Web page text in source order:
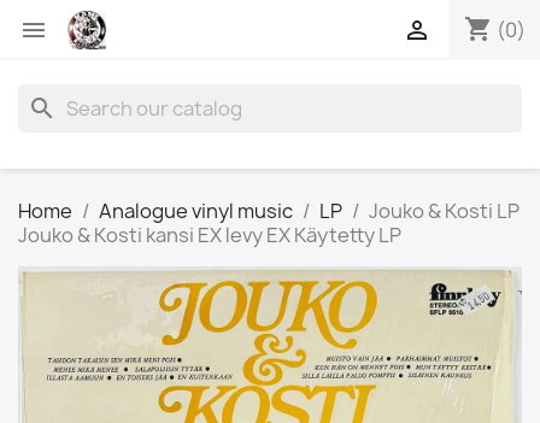
 shopping_cart (0)

search
Home Analogue vinyl music LP
Jouko & Kosti LP
Jouko & Kosti kansi EX levy EX Käytetty LP